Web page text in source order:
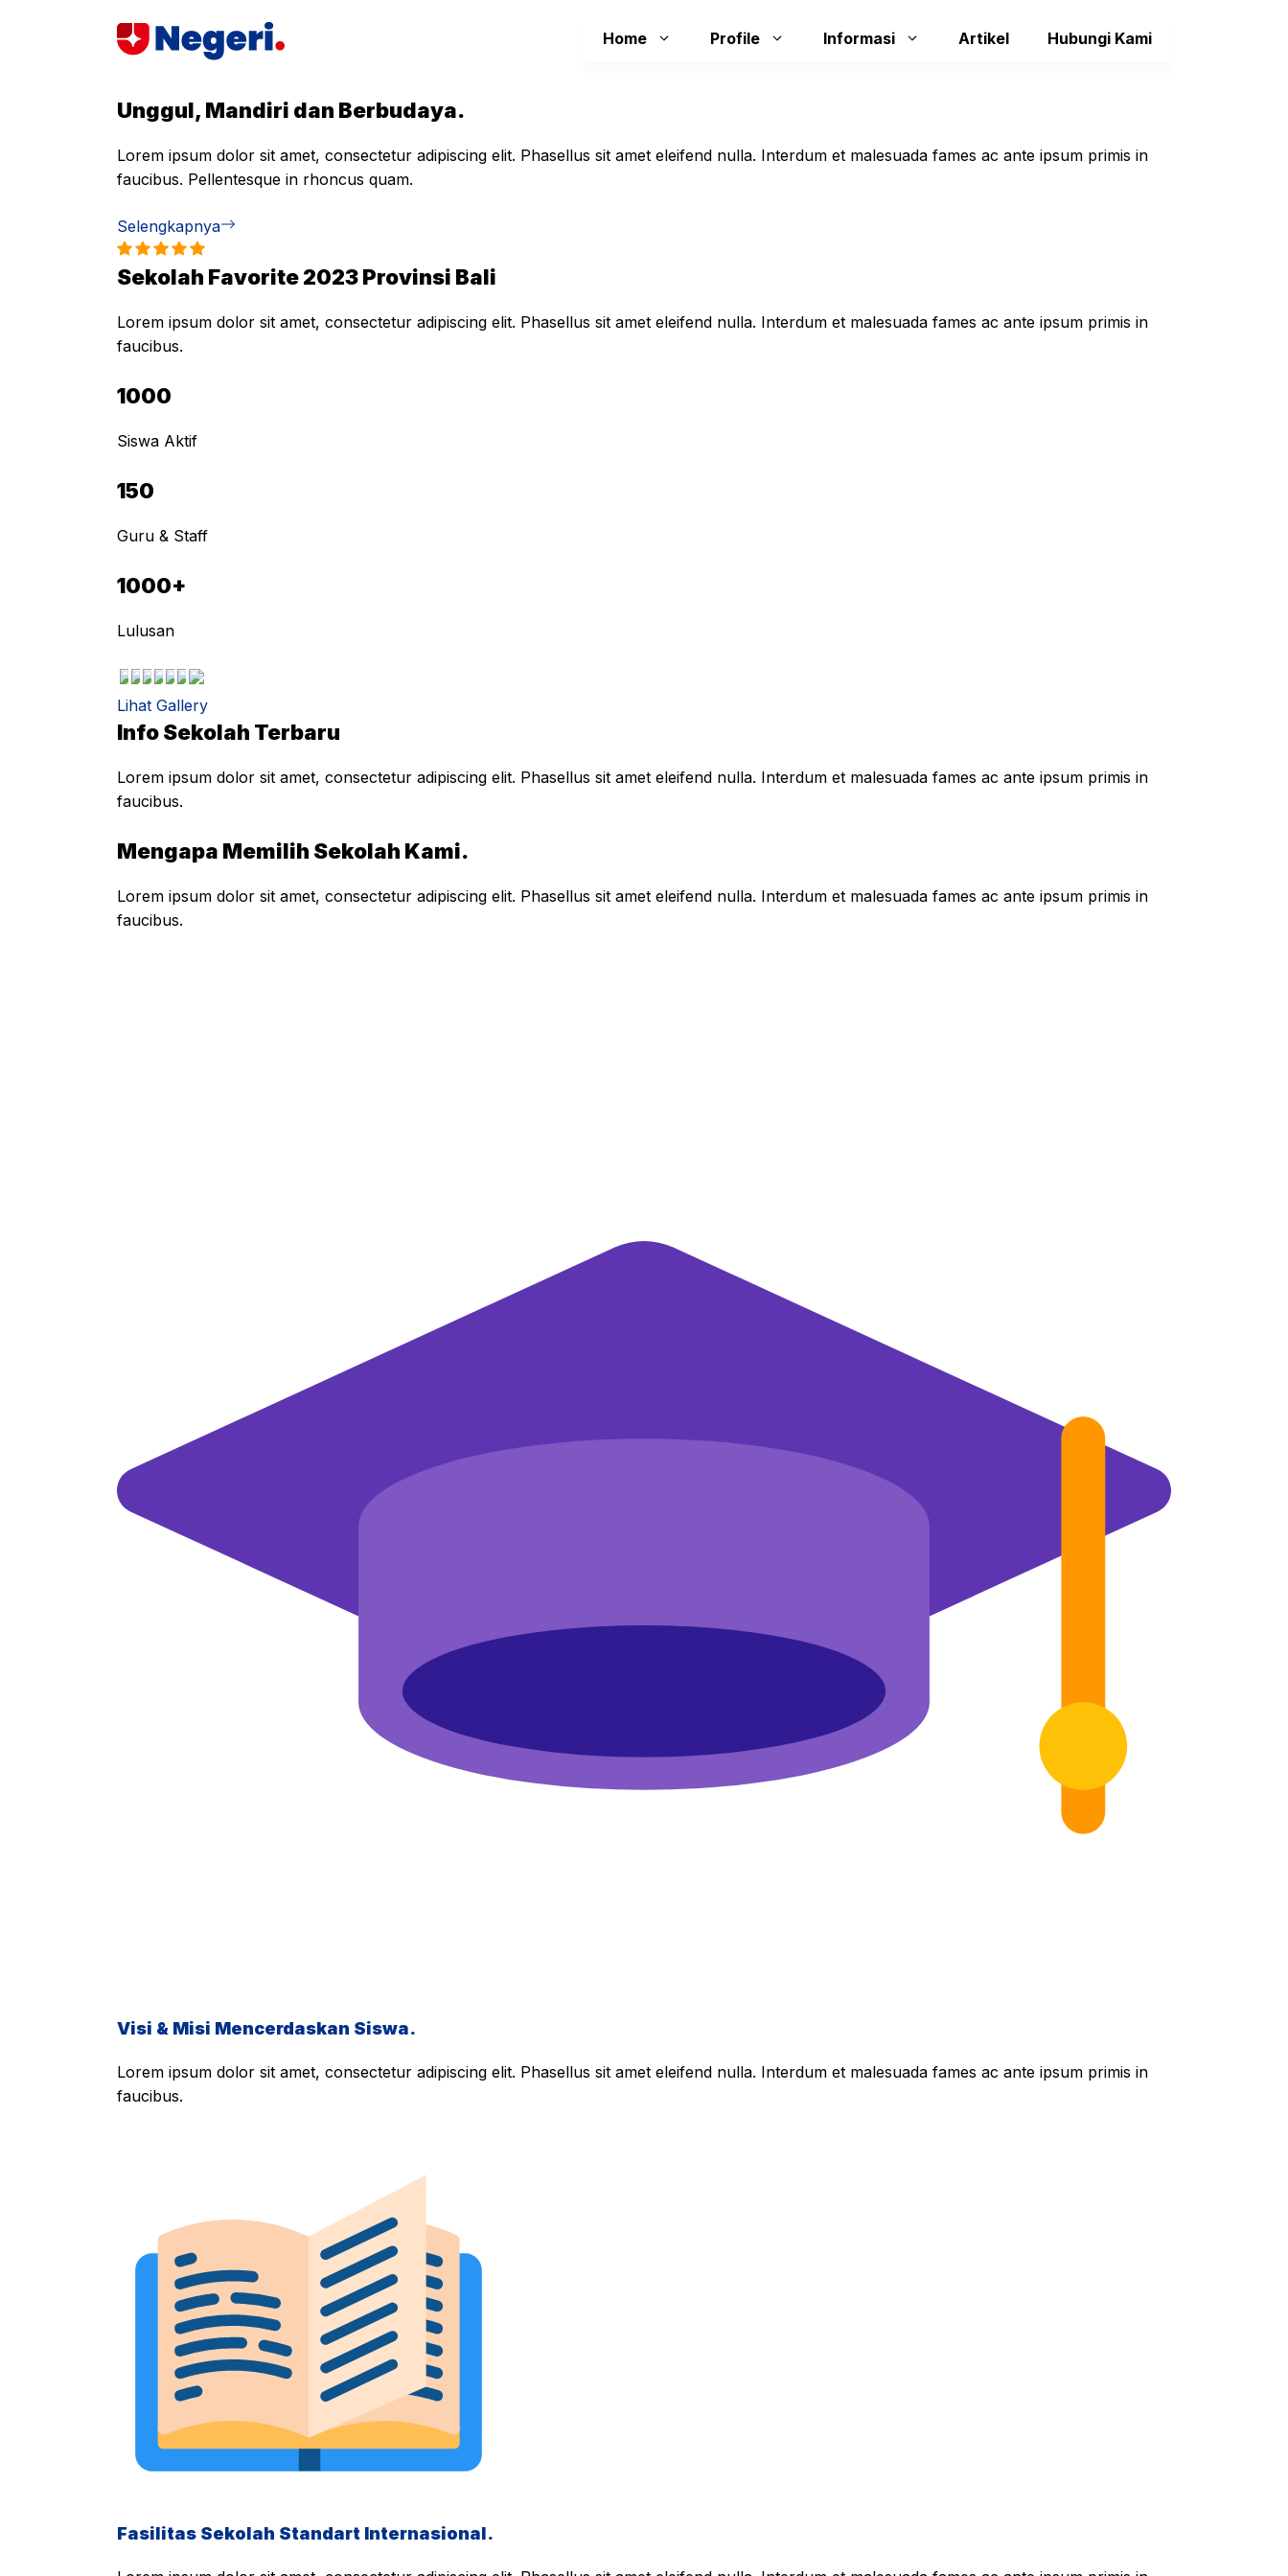
Home Profile Informasi Artikel Hubungi Kami
Unggul, Mandiri dan Berbudaya.
Lorem ipsum dolor sit amet, consectetur adipiscing elit. Phasellus sit amet eleifend nulla. Interdum et malesuada fames ac ante ipsum primis in
faucibus. Pellentesque in rhoncus quam.
Selengkapnya
Sekolah Favorite 2023 Provinsi Bali
Lorem ipsum dolor sit amet, consectetur adipiscing elit. Phasellus sit amet eleifend nulla. Interdum et malesuada fames ac ante ipsum primis in
faucibus.
1000
Siswa Aktif
150
Guru & Staff
1000+
Lulusan
Lihat Gallery
Info Sekolah Terbaru
Lorem ipsum dolor sit amet, consectetur adipiscing elit. Phasellus sit amet eleifend nulla. Interdum et malesuada fames ac ante ipsum primis in
faucibus.
Mengapa Memilih Sekolah Kami.
Lorem ipsum dolor sit amet, consectetur adipiscing elit. Phasellus sit amet eleifend nulla. Interdum et malesuada fames ac ante ipsum primis in
faucibus.
Visi & Misi Mencerdaskan Siswa.
Lorem ipsum dolor sit amet, consectetur adipiscing elit. Phasellus sit amet eleifend nulla. Interdum et malesuada fames ac ante ipsum primis in
faucibus.
Fasilitas Sekolah Standart Internasional.